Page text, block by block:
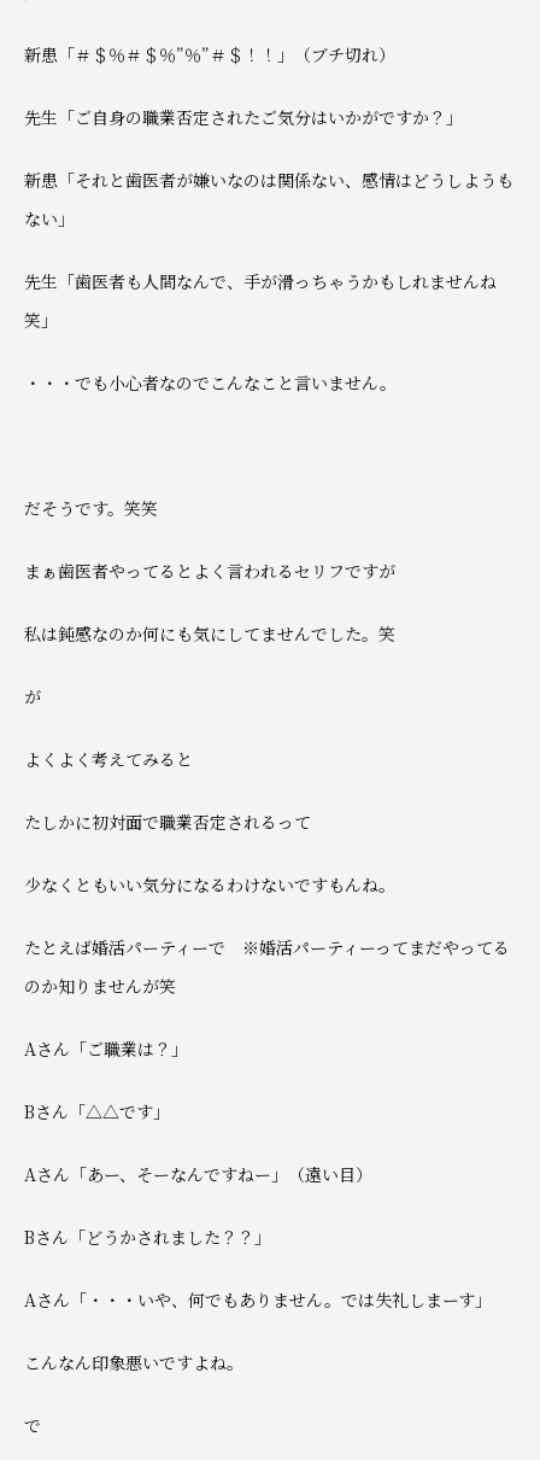
新患「＃＄％＃＄％”％”＃＄！！」（ブチ切れ）
先生「ご自身の職業否定されたご気分はいかがですか？」
新患「それと歯医者が嫌いなのは関係ない、感情はどうしようも
ない」
先生「歯医者も人間なんで、手が滑っちゃうかもしれませんね
笑」
・・・でも小心者なのでこんなこと言いません。
だそうです。笑笑
まぁ歯医者やってるとよく言われるセリフですが
私は鈍感なのか何にも気にしてませんでした。笑
が
よくよく考えてみると
たしかに初対面で職業否定されるって
少なくともいい気分になるわけないですもんね。
たとえば婚活パーティーで ※婚活パーティーってまだやってる
のか知りませんが笑
Aさん「ご職業は？」
Bさん「△△です」
Aさん「あー、そーなんですねー」（遠い目）
Bさん「どうかされました？？」
Aさん「・・・いや、何でもありません。では失礼しまーす」
こんなん印象悪いですよね。
で